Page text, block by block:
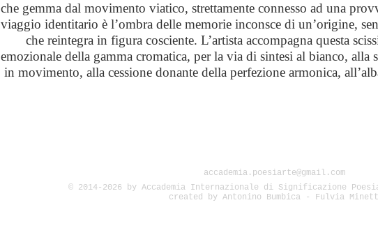
che gemma dal movimento viatico, strettamente connesso ad una
viaggio identitario è l’ombra delle memorie inconsce di un’origine,
che reintegra in figura cosciente. L’artista accompagna questa
emozionale della gamma cromatica, per la via di sintesi al bianco,
in movimento, alla cessione donante della perfezione armonica,
© 2014-2026 by Accademia Internazionale di Significazione
created by Antonino Bumbica - Fulvia
accademia.poesiarte@gmail.com